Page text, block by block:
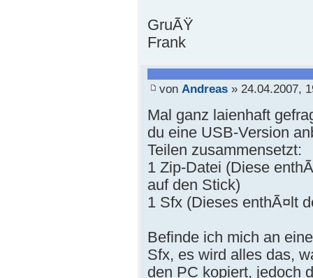
GruÃŸ
Frank
von Andreas» 24.04.2007,
Mal ganz laienhaft
du eine USB-Version
Teilen zusammensetzt:
1 Zip-Datei (Diese
auf den Stick)
1 Sfx (Dieses enthÃ¤lt
Befinde ich mich an
Sfx, es wird alles das,
den PC kopiert, jedoch